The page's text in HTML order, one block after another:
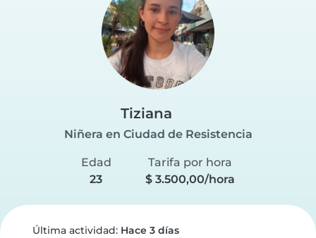
Tiziana
Niñera en Ciudad de Resistencia
Edad
23
Tarifa por hora
$ 3.500,00/hora
Última actividad: Hace 3 días